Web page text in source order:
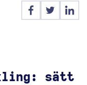
sätt